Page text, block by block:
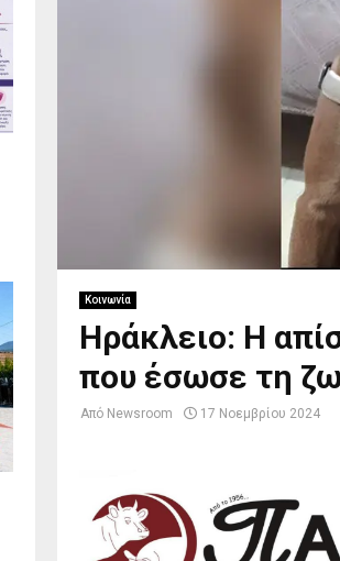
Κοινωνία
Ηράκλειο: Η
που έσωσε τη
Από Newsroom 17 Νοεμβρίου 2024